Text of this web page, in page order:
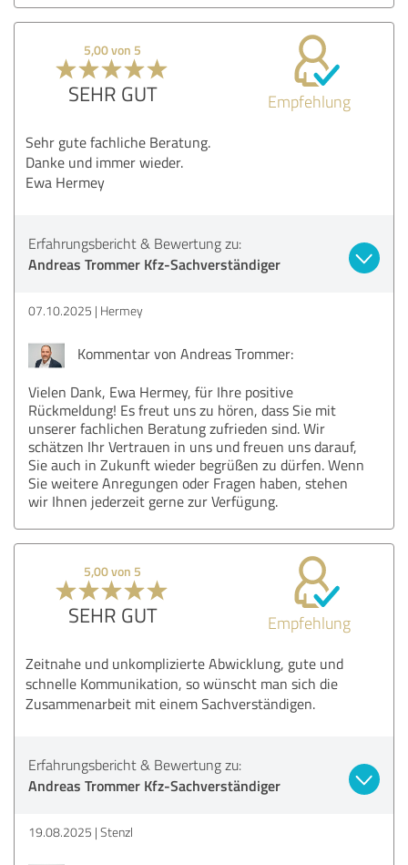
5,00 von 5
SEHR GUT Empfehlung
Sehr gute fachliche Beratung.
Danke und immer wieder.
Ewa Hermey
Erfahrungsbericht & Bewertung zu:
Andreas Trommer Kfz-Sachverständiger
07.10.2025 Hermey
Kommentar von Andreas Trommer:
Vielen Dank, Ewa Hermey, für Ihre positive
Rückmeldung! Es freut uns zu hören, dass Sie mit
unserer fachlichen Beratung zufrieden sind. Wir
schätzen Ihr Vertrauen in uns und freuen uns darauf,
Sie auch in Zukunft wieder begrüßen zu dürfen. Wenn
Sie weitere Anregungen oder Fragen haben, stehen
wir Ihnen jederzeit gerne zur Verfügung.
5,00 von 5
SEHR GUT Empfehlung
Zeitnahe und unkomplizierte Abwicklung, gute und
schnelle Kommunikation, so wünscht man sich die
Zusammenarbeit mit einem Sachverständigen.
Erfahrungsbericht & Bewertung zu:
Andreas Trommer Kfz-Sachverständiger
19.08.2025 Stenzl